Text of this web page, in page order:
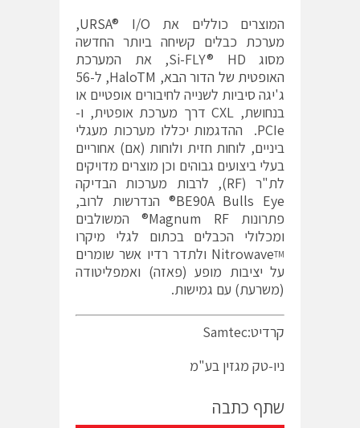
המוצרים כוללים את URSA® I/O
,
מערכת כבלים קשיחה ביותר החדשה
מסוג Si-FLY® HD, את
המערכת
האופטית של הדור הבא, HaloTM
, ל-56
ג'יגה סיביות לשנייה לחיבורים אופטיים או
בנחושת, CXL דרך מערכת אופטית, ו-
PCIe. ההדגמות יכללו מערכות מעגלי
ביניים, לוחות חזית ולוחות (אם) אחוריים
בעלי ביצועים גבוהים וכן מוצרים מדויקים
לת"ר (RF), לרבות מערכות הבדיקה
BE90A Bulls Eye®
הנדרשות לרוב,
פתרונותMagnum RF® המשולבים
ומכלולי הכבלים בכתום לגלי מיקרו
NitrowaveTM
ולתדר רדיו אשר שומרים
על יציבות מופע (פאזה) ואמפליטודה
(משרעת) עם גמישות.
קרדיט:Samtec
ניו-טק מגזין בע"מ
שתף כתבה